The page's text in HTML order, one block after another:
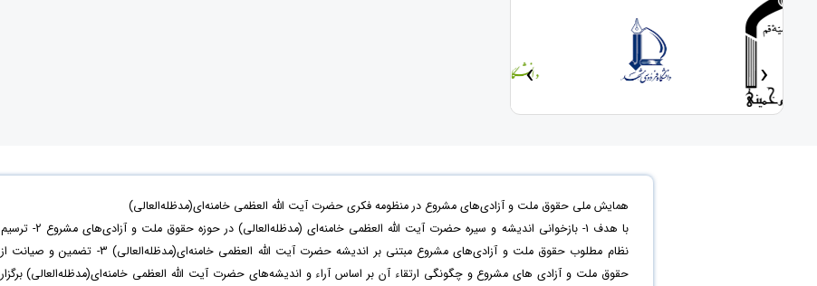
‹ ›
همایش ملی حقوق ملت و آزادی‌های مشروع در منظومه فکری حضرت آیت الله العظمی خامنه‌ای(مدظله‌العالی)
با هدف 1- بازخوانی اندیشه‌ و سیره‌ حضرت آیت الله العظمی خامنه‌ای (مدظله‌العالی) در حوزه‌ حقوق ملت و آزادی‌های مشروع 2- ترسیم
نظام مطلوب حقوق ملت و آزادی‌های مشروع مبتنی بر اندیشه حضرت آیت الله العظمی خامنه‌ای(مدظله‌العالی) 3- تضمین و صیانت از
حقوق ملت و آزادی های مشروع و چگونگی ارتقاء آن بر اساس آراء و اندیشه‌های حضرت آیت الله العظمی خامنه‌ای(مدظله‌العالی) برگزار